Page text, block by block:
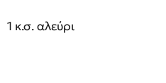
1 κ.σ. αλεύρι